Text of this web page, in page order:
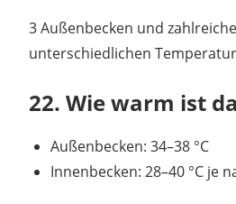
3 Außenbecken und
unterschiedlichen
22. Wie warm ist
Außenbecken: 34–38 °C
Innenbecken: 28–40 °C je